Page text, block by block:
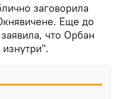
заговорила
Еще до
что Орбан